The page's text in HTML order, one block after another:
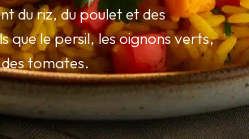
du riz, du poulet et des
que le persil, les oignons verts,
tomates.